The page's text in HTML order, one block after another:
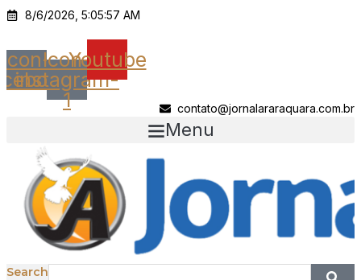
Ir
o
conteúdo
8/6/2026, 5:05:57 AM
Icon-Icon-
instagram-
1
Youtube
contato@jornalararaquara.com.br
Menu
Search